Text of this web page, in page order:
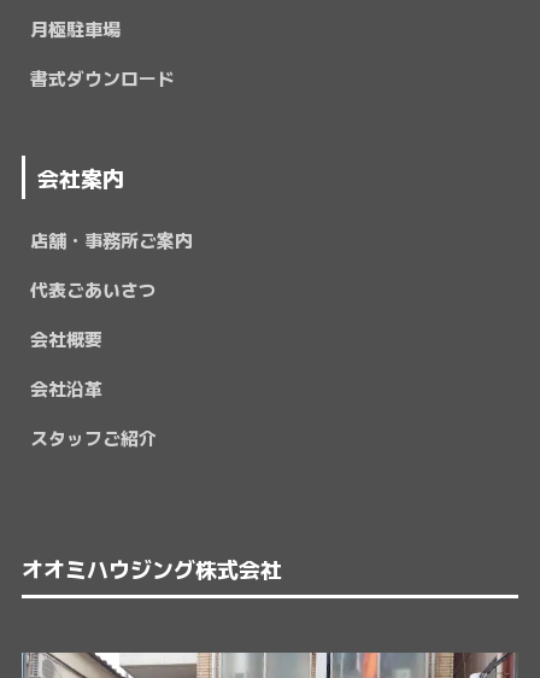
月極駐車場
書式ダウンロード
会社案内
店舗・事務所ご案内
代表ごあいさつ
会社概要
会社沿革
スタッフご紹介
オオミハウジング株式会社